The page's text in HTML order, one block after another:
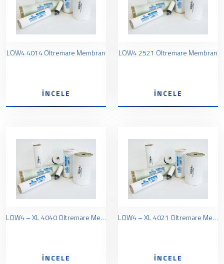
LOW4 4014 Oltremare Membran
İNCELE
LOW4 2521 Oltremare Membran
İNCELE
LOW4 – XL 4040 Oltremare Membran
İNCELE
LOW4 – XL 4021 Oltremare Membran
İNCELE